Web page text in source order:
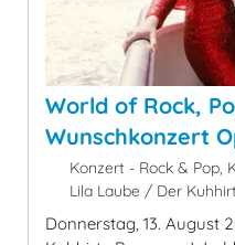
World of Rock,
Wunschkonzert
Konzert - Rock & Pop,
Lila Laube / Der
Donnerstag, 13. August